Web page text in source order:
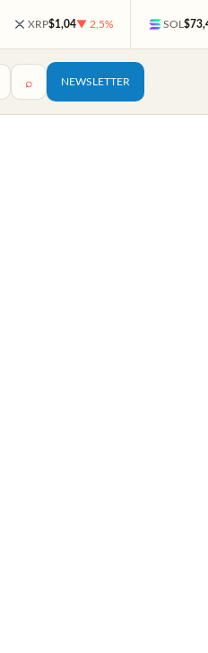
XRP$1,04▼ 2,5% SOL
⌕ NEWSLETTER